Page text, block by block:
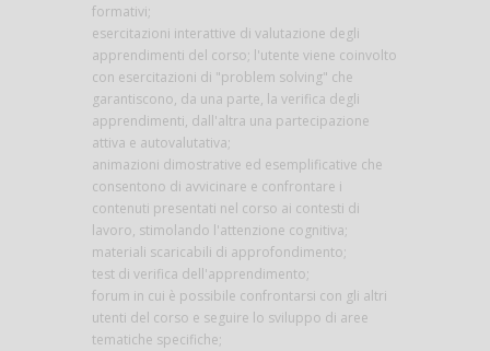
formativi;
esercitazioni interattive di valutazione degli
apprendimenti del corso; l'utente viene coinvolto
con esercitazioni di "problem solving" che
garantiscono, da una parte, la verifica degli
apprendimenti, dall'altra una partecipazione
attiva e autovalutativa;
animazioni dimostrative ed esemplificative che
consentono di avvicinare e confrontare i
contenuti presentati nel corso ai contesti di
lavoro, stimolando l'attenzione cognitiva;
materiali scaricabili di approfondimento;
test di verifica dell'apprendimento;
forum in cui è possibile confrontarsi con gli altri
utenti del corso e seguire lo sviluppo di aree
tematiche specifiche;